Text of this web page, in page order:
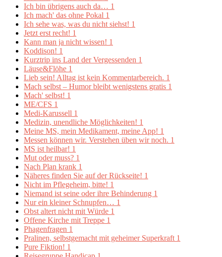
Ich bin übrigens auch da… 1
Ich mach' das ohne Pokal 1
Ich sehe was, was du nicht siehst! 1
Jetzt erst recht! 1
Kann man ja nicht wissen! 1
Koddison! 1
Kurztrip ins Land der Vergessenden 1
Läuse&Flöhe 1
Lieb sein! Alltag ist kein Kommentarbereich. 1
Mach selbst – Humor bleibt wenigstens gratis 1
Mach' selbst! 1
ME/CFS 1
Medi-Karussell 1
Medizin, unendliche Möglichkeiten! 1
Meine MS, mein Medikament, meine App! 1
Messen können wir. Verstehen üben wir noch. 1
MS ist heilbar! 1
Mut oder muss? 1
Nach Plan krank 1
Näheres finden Sie auf der Rückseite! 1
Nicht im Pflegeheim, bitte! 1
Niemand ist seine oder ihre Behinderung 1
Nur ein kleiner Schnupfen… 1
Obst altert nicht mit Würde 1
Offene Kirche mit Treppe 1
Phagenfragen 1
Pralinen, selbstgemacht mit geheimer Superkraft 1
Pure Fiktion! 1